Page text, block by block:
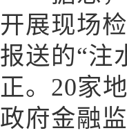
开展现场
报送的“注
正。20家
政府金融